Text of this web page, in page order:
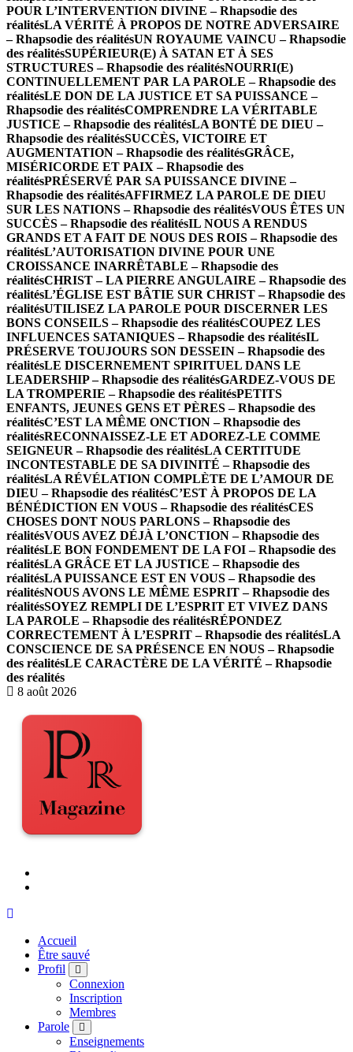
POUR L’INTERVENTION DIVINE – Rhapsodie des
réalitésLA VÉRITÉ À PROPOS DE NOTRE ADVERSAIRE
– Rhapsodie des réalitésUN ROYAUME VAINCU – Rhapsodie
des réalitésSUPÉRIEUR(E) À SATAN ET À SES
STRUCTURES – Rhapsodie des réalitésNOURRI(E)
CONTINUELLEMENT PAR LA PAROLE – Rhapsodie des
réalitésLE DON DE LA JUSTICE ET SA PUISSANCE –
Rhapsodie des réalitésCOMPRENDRE LA VÉRITABLE
JUSTICE – Rhapsodie des réalitésLA BONTÉ DE DIEU –
Rhapsodie des réalitésSUCCÈS, VICTOIRE ET
AUGMENTATION – Rhapsodie des réalitésGRÂCE,
MISÉRICORDE ET PAIX – Rhapsodie des
réalitésPRÉSERVÉ PAR SA PUISSANCE DIVINE –
Rhapsodie des réalitésAFFIRMEZ LA PAROLE DE DIEU
SUR LES NATIONS – Rhapsodie des réalitésVOUS ÊTES UN
SUCCÈS – Rhapsodie des réalitésIL NOUS A RENDUS
GRANDS ET A FAIT DE NOUS DES ROIS – Rhapsodie des
réalitésL’AUTORISATION DIVINE POUR UNE
CROISSANCE INARRÊTABLE – Rhapsodie des
réalitésCHRIST – LA PIERRE ANGULAIRE – Rhapsodie des
réalitésL’ÉGLISE EST BÂTIE SUR CHRIST – Rhapsodie des
réalitésUTILISEZ LA PAROLE POUR DISCERNER LES
BONS CONSEILS – Rhapsodie des réalitésCOUPEZ LES
INFLUENCES SATANIQUES – Rhapsodie des réalitésIL
PRÉSERVE TOUJOURS SON DESSEIN – Rhapsodie des
réalitésLE DISCERNEMENT SPIRITUEL DANS LE
LEADERSHIP – Rhapsodie des réalitésGARDEZ-VOUS DE
LA TROMPERIE – Rhapsodie des réalitésPETITS
ENFANTS, JEUNES GENS ET PÈRES – Rhapsodie des
réalitésC’EST LA MÊME ONCTION – Rhapsodie des
réalitésRECONNAISSEZ-LE ET ADOREZ-LE COMME
SEIGNEUR – Rhapsodie des réalitésLA CERTITUDE
INCONTESTABLE DE SA DIVINITÉ – Rhapsodie des
réalitésLA RÉVÉLATION COMPLÈTE DE L’AMOUR DE
DIEU – Rhapsodie des réalitésC’EST À PROPOS DE LA
BÉNÉDICTION EN VOUS – Rhapsodie des réalitésCES
CHOSES DONT NOUS PARLONS – Rhapsodie des
réalitésVOUS AVEZ DÉJÀ L’ONCTION – Rhapsodie des
réalitésLE BON FONDEMENT DE LA FOI – Rhapsodie des
réalitésLA GRÂCE ET LA JUSTICE – Rhapsodie des
réalitésLA PUISSANCE EST EN VOUS – Rhapsodie des
réalitésNOUS AVONS LE MÊME ESPRIT – Rhapsodie des
réalitésSOYEZ REMPLI DE L’ESPRIT ET VIVEZ DANS
LA PAROLE – Rhapsodie des réalitésRÉPONDEZ
CORRECTEMENT À L’ESPRIT – Rhapsodie des réalitésLA
CONSCIENCE DE SA PRÉSENCE EN NOUS – Rhapsodie
des réalitésLE CARACTÈRE DE LA VÉRITÉ – Rhapsodie
des réalités
8 août 2026
Accueil
Être sauvé
Profil
Connexion
Inscription
Membres
Parole
Enseignements